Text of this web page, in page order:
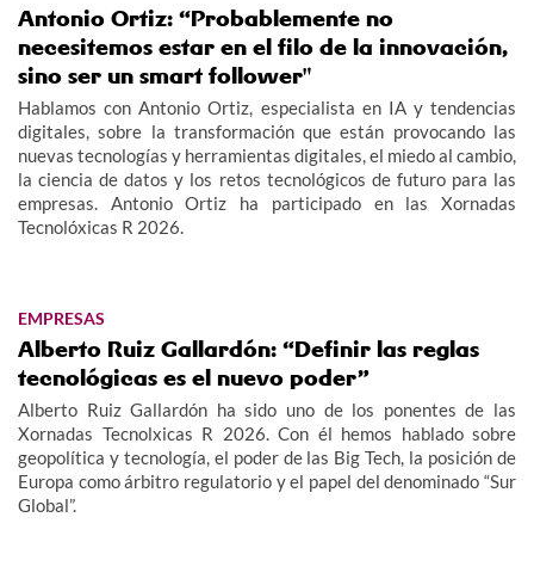
Antonio Ortiz: “Probablemente no
necesitemos estar en el filo de la innovación,
sino ser un smart follower"
Hablamos con Antonio Ortiz, especialista en IA y tendencias
digitales, sobre la transformación que están provocando las
nuevas tecnologías y herramientas digitales, el miedo al cambio,
la ciencia de datos y los retos tecnológicos de futuro para las
empresas. Antonio Ortiz ha participado en las Xornadas
Tecnolóxicas R 2026.
EMPRESAS
Alberto Ruiz Gallardón: “Definir las reglas
tecnológicas es el nuevo poder”
Alberto Ruiz Gallardón ha sido uno de los ponentes de las
Xornadas Tecnolxicas R 2026. Con él hemos hablado sobre
geopolítica y tecnología, el poder de las Big Tech, la posición de
Europa como árbitro regulatorio y el papel del denominado “Sur
Global”.